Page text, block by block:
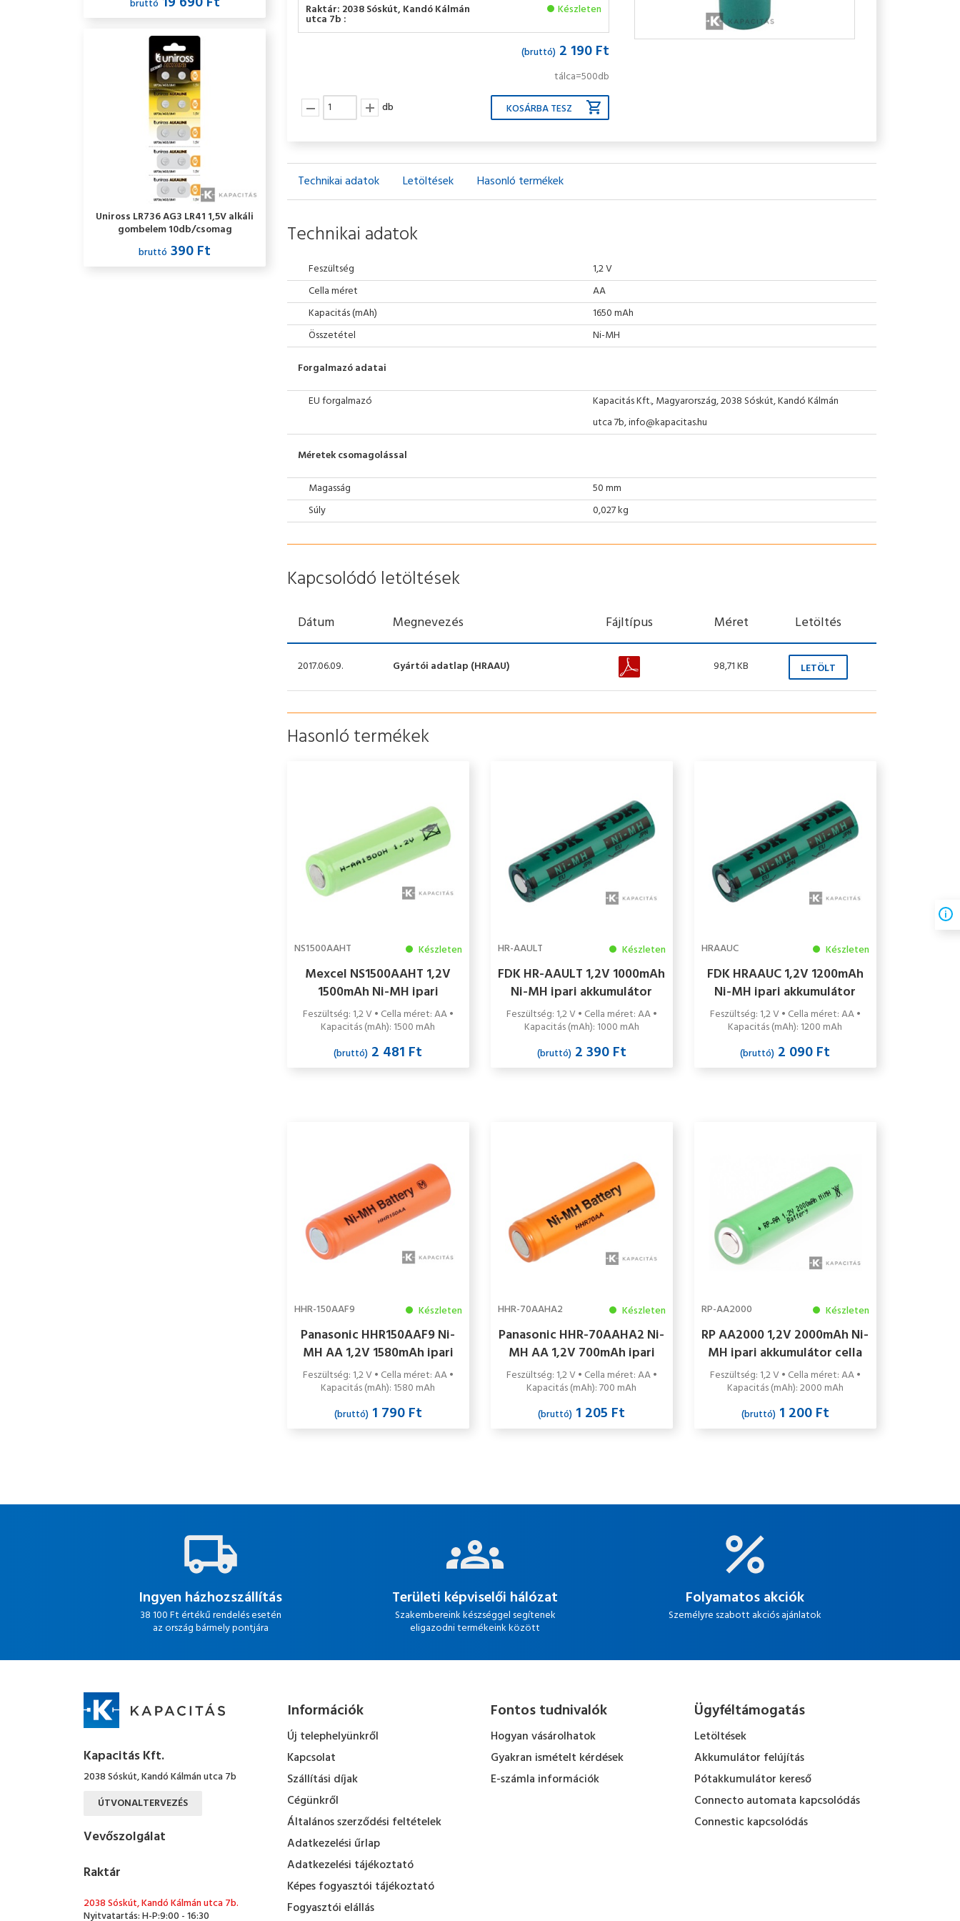
bruttó
Uniross LR736 AG3 LR41 1,5V alkáli
gombelem 10db/csomag
bruttó 390 Ft
Raktár: 2038 Sóskút, Kandó Kálmán
utca 7b :
Készleten
(bruttó) 2 190 Ft
tálca=500db
db
Technikai adatok Letöltések Hasonló termékek
Technikai adatok
Feszültség
1,2 V
Cella méret
AA
Kapacitás (mAh)
1650 mAh
Összetétel
Ni-MH
Forgalmazó adatai
EU forgalmazó
Kapacitás Kft., Magyarország, 2038 Sóskút, Kandó Kálmán
utca 7b, info@kapacitas.hu
Méretek csomagolással
Magasság
50 mm
Súly
0,027 kg
Kapcsolódó letöltések
Dátum Megnevezés Fájltípus Méret Letöltés
2017.06.09. Gyártói adatlap (HRAAU) 98,71 KB LETÖLT
Hasonló termékek
NS1500AAHT Készleten
Mexcel NS1500AAHT 1,2V
1500mAh Ni-MH ipari
akkumulátor cella
Feszültség: 1,2 V • Cella méret: AA •
Kapacitás (mAh): 1500 mAh
(bruttó) 2 481 Ft
HR-AAULT Készleten
FDK HR-AAULT 1,2V 1000mAh
Ni-MH ipari akkumulátor
cella
Feszültség: 1,2 V • Cella méret: AA •
Kapacitás (mAh): 1000 mAh
(bruttó)2 390 Ft
HRAAUC Készleten
FDK HRAAUC 1,2V 1200mAh
Ni-MH ipari akkumulátor
cella
Feszültség: 1,2 V • Cella méret: AA •
Kapacitás (mAh): 1200 mAh
(bruttó) 2 090 Ft
HHR-150AAF9 Készleten
Panasonic HHR150AAF9 Ni-
MH AA 1,2V 1580mAh ipari
akkumulátor cella
Feszültség: 1,2 V • Cella méret: AA •
Kapacitás (mAh): 1580 mAh
(bruttó)1 790 Ft
HHR-70AAHA2 Készleten
Panasonic HHR-70AAHA2 Ni-
MH AA 1,2V 700mAh ipari
cella
Feszültség: 1,2 V • Cella méret: AA •
Kapacitás (mAh): 700 mAh
(bruttó) 1 205 Ft
RP-AA2000 Készleten
RP AA2000 1,2V 2000mAh Ni-
MH ipari akkumulátor cella
Feszültség: 1,2 V • Cella méret: AA •
Kapacitás (mAh): 2000 mAh
(bruttó)1 200 Ft
Ingyen házhozszállítás
38 100 Ft értékű rendelés esetén
az ország bármely pontjára
Területi képviselői hálózat
Szakembereink készséggel segítenek
eligazodni termékeink között
Folyamatos akciók
Személyre szabott akciós ajánlatok
Kapacitás Kft.
2038 Sóskút, Kandó Kálmán utca 7b
ÚTVONALTERVEZÉS
Vevőszolgálat
Raktár
2038 Sóskút, Kandó Kálmán utca 7b.
Nyitvatartás: H-P:9:00 - 16:30
Információk
Új telephelyünkről
Kapcsolat
Szállítási díjak
Cégünkről
Általános szerződési feltételek
Adatkezelési űrlap
Adatkezelési tájékoztató
Képes fogyasztói tájékoztató
Fogyasztói elállás
Fontos tudnivalók
Hogyan vásárolhatok
Gyakran ismételt kérdések
E-számla információk
Ügyféltámogatás
Letöltések
Akkumulátor felújítás
Pótakkumulátor kereső
Connecto automata kapcsolódás
Connestic kapcsolódás